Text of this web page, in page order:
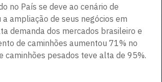
no País se deve ao cenário de
ampliação de seus negócios em
demanda dos mercados brasileiro e
de caminhões aumentou 71% no
caminhões pesados teve alta de 95%.